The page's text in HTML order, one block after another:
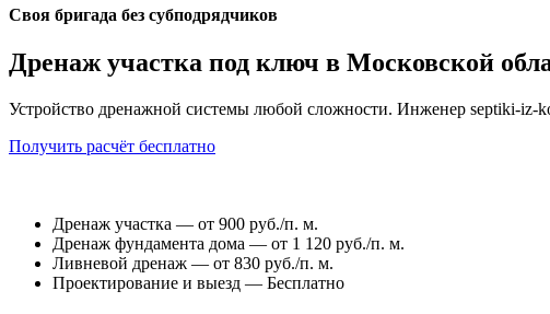
Своя бригада без субподрядчиков
Дренаж участка под ключ в Московской
Устройство дренажной системы любой сложности. Инженер septiki-iz-
Получить расчёт бесплатно
Дренаж участка — от 900 руб./п. м.
Дренаж фундамента дома — от 1 120 руб./п. м.
Ливневой дренаж — от 830 руб./п. м.
Проектирование и выезд — Бесплатно